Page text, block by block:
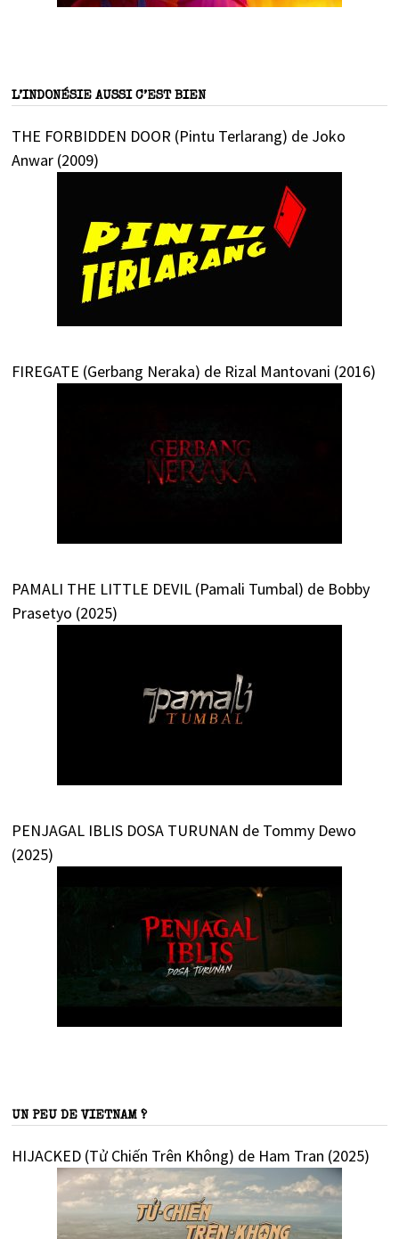
L’INDONÉSIE AUSSI C’EST BIEN
THE FORBIDDEN DOOR (Pintu Terlarang) de Joko
Anwar (2009)
FIREGATE (Gerbang Neraka) de Rizal Mantovani (2016)
PAMALI THE LITTLE DEVIL (Pamali Tumbal) de Bobby
Prasetyo (2025)
PENJAGAL IBLIS DOSA TURUNAN de Tommy Dewo
(2025)
UN PEU DE VIETNAM ?
HIJACKED (Tử Chiến Trên Không) de Ham Tran (2025)